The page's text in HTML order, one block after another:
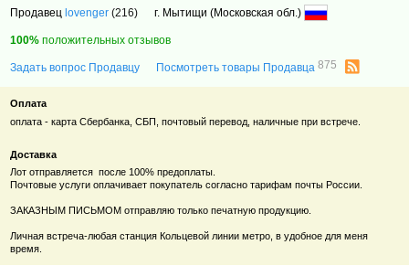
Продавец lovenger (216) г. Мытищи (Московская обл.)
100% положительных отзывов
Задать вопрос Продавцу Посмотреть товары Продавца875
Оплата
оплата - карта Сбербанка, СБП, почтовый перевод, наличные при встрече.
Доставка
Лот отправляется после 100% предоплаты.
Почтовые услуги оплачивает покупатель согласно тарифам почты России.
ЗАКАЗНЫМ ПИСЬМОМ отправляю только печатную продукцию.
Личная встреча-любая станция Кольцевой линии метро, в удобное для меня
время.